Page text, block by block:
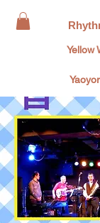
Yellow